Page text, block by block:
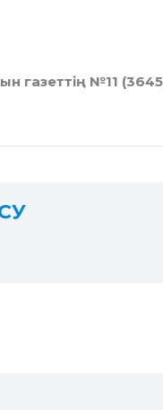
газеттің №11